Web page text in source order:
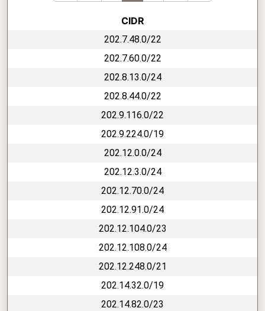
CIDR
202.7.48.0/22
202.7.60.0/22
202.8.13.0/24
202.8.44.0/22
202.9.116.0/22
202.9.224.0/19
202.12.0.0/24
202.12.3.0/24
202.12.70.0/24
202.12.91.0/24
202.12.104.0/23
202.12.108.0/24
202.12.248.0/21
202.14.32.0/19
202.14.82.0/23